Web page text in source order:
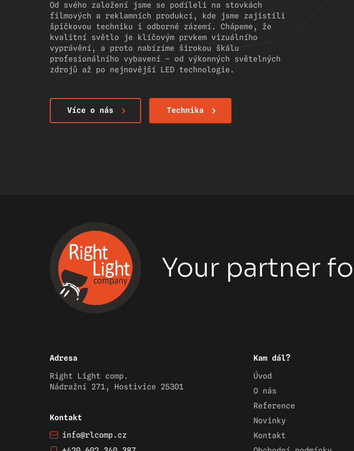
Od svého založení jsme se podíleli na stovkách
filmových a reklamních produkcí, kde jsme zajistili
špičkovou techniku i odborné zázemí. Chápeme, že
kvalitní světlo je klíčovým prvkem vizuálního
vyprávění, a proto nabízíme širokou škálu
profesionálního vybavení – od výkonných světelných
zdrojů až po nejnovější LED technologie.
Více o nás Technika
Your partner
Adresa
Right Light comp.
Nádražní 271, Hostivice 25301
Kontakt
info@rlcomp.cz
Kam dál?
Úvod
O nás
Reference
Novinky
Kontakt